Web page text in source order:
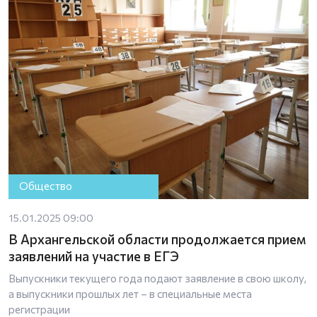
Общество
15.01.2025 09:00
В Архангельской области продолжается прием
заявлений на участие в ЕГЭ
Выпускники текущего года подают заявление в свою школу,
а выпускники прошлых лет – в специальные места
регистрации